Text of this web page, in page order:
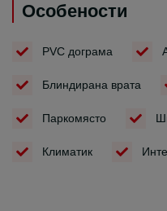
Особености
PVC дограма
Блиндирана врата
Паркомясто
Климатик